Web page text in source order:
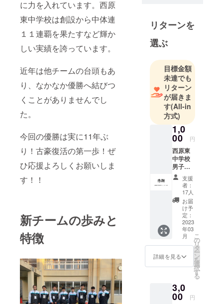
に力を入れています。西原
東中学校は創設から中体連
１１連覇を果たすなど輝か
しい実績を誇っています。
近年は他チームの台頭もあ
り、なかなか優勝へ結びつ
くことがありませんでし
た。
今回の優勝は実に11年ぶ
り！古豪復活の第一歩！ぜ
ひ応援よろしくお願いしま
す！！
新チームの歩みと
特徴
リターンを
選ぶ
目標金額
未達でも
リターン
が届きま
す(All-in
方式)
1,0
00 円
西原東
中学校
男子バ
レー
ボール
部より
お礼の
メール
支援
者：
17人
お届
け予
定：
2023
年03
月
詳細を見る
こ
の
リ
タ
ー
ン
を
選
択
す
る
3,0
00 円